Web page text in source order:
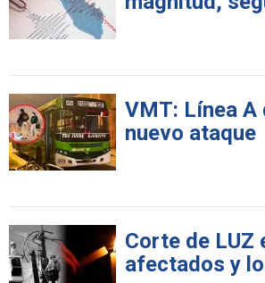
VMT: Línea A
nuevo ataque
Corte de LUZ
afectados y